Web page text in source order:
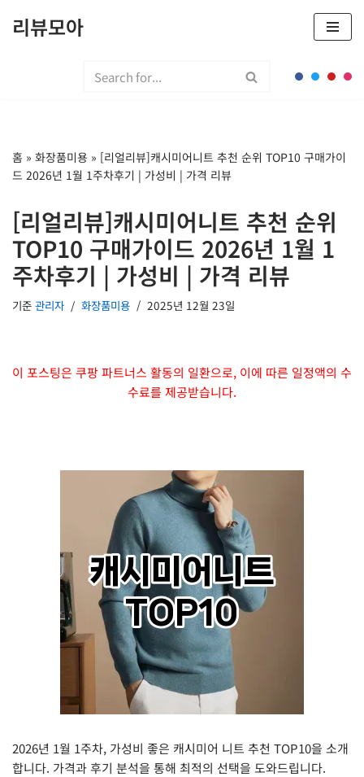
뛰
기
리뷰모아
홈 » 화장품미용 » [리얼리뷰]캐시미어니트 추천 순위 TOP10 구매가이
드 2026년 1월 1주차후기 | 가성비 | 가격 리뷰
[리얼리뷰]캐시미어니트 추천 순위
TOP10 구매가이드 2026년 1월 1
주차후기 | 가성비 | 가격 리뷰
기준 관리자 화장품미용 2025년 12월 23일
이 포스팅은 쿠팡 파트너스 활동의 일환으로, 이에 따른 일정액의 수
수료를 제공받습니다.
2026년 1월 1주차, 가성비 좋은 캐시미어 니트 추천 TOP10을 소개
합니다. 가격과 후기 분석을 통해 최적의 선택을 도와드립니다.